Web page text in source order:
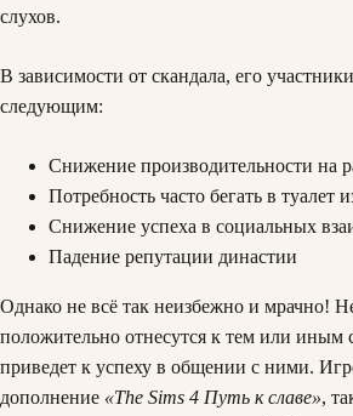
слухов.
В зависимости от скандала, его
следующим:
Снижение производительности на
Потребность часто бегать в туалет
Снижение успеха в социальных
Падение репутации династии
Однако не всё так неизбежно и мрачно!
положительно отнесутся к тем или иным
приведет к успеху в общении с ними.
дополнение «The Sims 4 Путь к славе»,